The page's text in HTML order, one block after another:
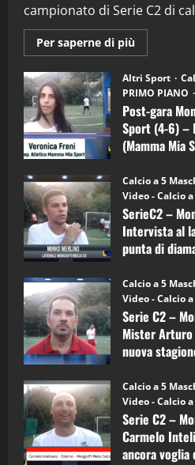
campionato di Serie C2 di
Per saperne di più
Post-
gara
Mongiuffi
Melia
–
Mamma
Mia
Sport
6)
–
Intervista
a
mister
Arturo
Carciotto
(Mongiuffi
Altri Sport
PRIMO PIANO
Post-gara
Sport (4-6) –
(Mamma Mia
Calcio a 5
Video - Calcio
SerieC2 –
Intervista al
punta di
Calcio a 5
Video - Calcio
Serie C2 –
Mister
nuova
Calcio a 5
Video - Calcio
Serie C2 –
Carmelo
ancora voglia
2 28/04/2026
3
"SportEmpire"
(Martedi 21
21/04/2026
4
(Martedi 14
15/04/2026
5
(Martedi 07
08/04/2026
1
(Martedi 05
08/05/2026